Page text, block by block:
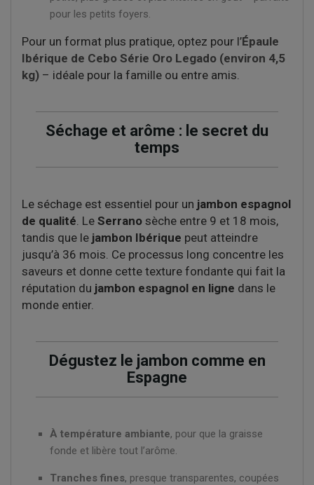
pour les petits foyers.
Pour un format plus pratique, optez pour l’Épaule
Ibérique de Cebo Série Oro Legado (environ 4,5
kg) – idéale pour la famille ou entre amis.
Séchage et arôme : le secret du
temps
Le séchage est essentiel pour un jambon espagnol
de qualité. Le Serrano sèche entre 9 et 18 mois,
tandis que le jambon Ibérique peut atteindre
jusqu’à 36 mois. Ce processus long concentre les
saveurs et donne cette texture fondante qui fait la
réputation du jambon espagnol en ligne dans le
monde entier.
Dégustez le jambon comme en
Espagne
À température ambiante, pour que la graisse
fonde et libère tout l’arôme.
Tranches fines, presque transparentes, coupées